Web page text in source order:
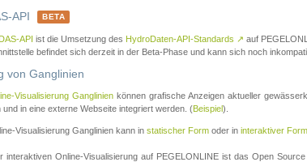
API BETA
API ist die Umsetzung des HydroDaten-API-Standards ↗ auf
befindet sich derzeit in der Beta-Phase und kann sich noch
von Ganglinien
Visualisierung Ganglinien können grafische Anzeigen aktueller
und in eine externe Webseite integriert werden. (Beispiel).
Visualisierung Ganglinien kann in statischer Form oder in interaktiver Form
interaktiven Online-Visualisierung auf PEGELONLINE ist das Open